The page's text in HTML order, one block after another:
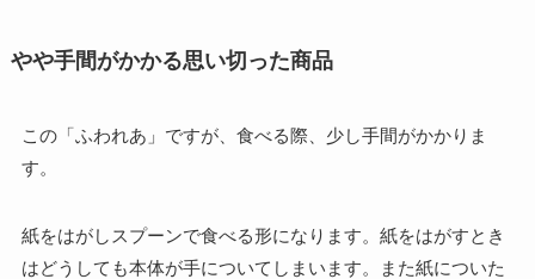
やや手間がかかる思い切った商品
この「ふわれあ」ですが、食べる際、少し手間がかかりま
す。
紙をはがしスプーンで食べる形になります。紙をはがすとき
はどうしても本体が手についてしまいます。また紙についた